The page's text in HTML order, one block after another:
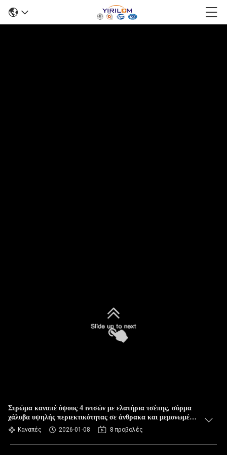
Στρώμα καναπέ ύψους 4 ιντσών με ελατήρια τσέπης, σύρμα
χάλυβα υψηλής περιεκτικότητας σε άνθρακα και μεμονωμένα
ελατήρια σε θήκες
Καναπές 2026-01-08 8 προβολές